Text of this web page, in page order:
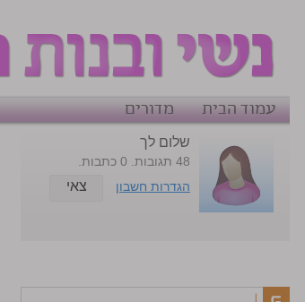
עמוד הבית
מדורים
שלום לך
48 תגובות. 0 כתבות.
הגדרות חשבון
צאי